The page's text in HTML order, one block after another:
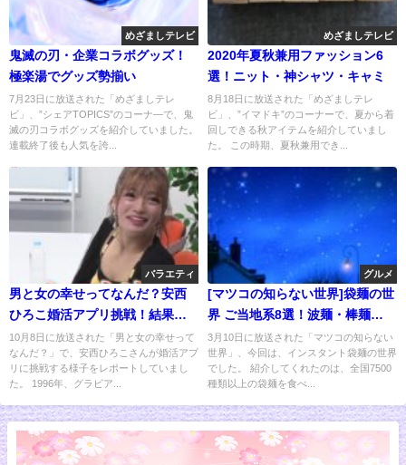
めざましテレビ
鬼滅の刃・企業コラボグッズ！
極楽湯でグッズ勢揃い
7月23日に放送された「めざましテレ
ビ」、”シェアTOPICS”のコーナ―で、鬼
滅の刃コラボグッズを紹介していました。
連載終了後も人気を誇...
めざましテレビ
2020年夏秋兼用ファッション6
選！ニット・神シャツ・キャミ
8月18日に放送された「めざましテレ
ビ」、”イマドキ”のコーナーで、夏から着
回しできる秋アイテムを紹介していまし
た。 この時期、夏秋兼用でき...
バラエティ
男と女の幸せってなんだ？安西
ひろこ婚活アプリ挑戦！結果
は・・・？
10月8日に放送された「男と女の幸せって
なんだ？」で、安西ひろこさんが婚活アプ
リに挑戦する様子をレポートしていまし
た。 1996年、グラビア...
グルメ
[マツコの知らない世界]袋麺の世
界 ご当地系8選！波麺・棒麺
TOP3
3月10日に放送された「マツコの知らない
世界」、今回は、インスタント袋麺の世界
でした。 紹介してくれたのは、全国7500
種類以上の袋麺を食べ...